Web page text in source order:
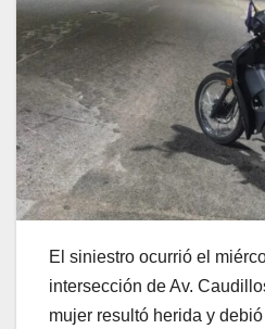
El siniestro ocurrió el
intersección de Av.
mujer resultó herida y